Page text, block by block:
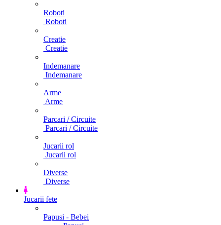
Roboti
Roboti
Creatie
Creatie
Indemanare
Indemanare
Arme
Arme
Parcari / Circuite
Parcari / Circuite
Jucarii rol
Jucarii rol
Diverse
Diverse
Jucarii fete
Papusi - Bebei